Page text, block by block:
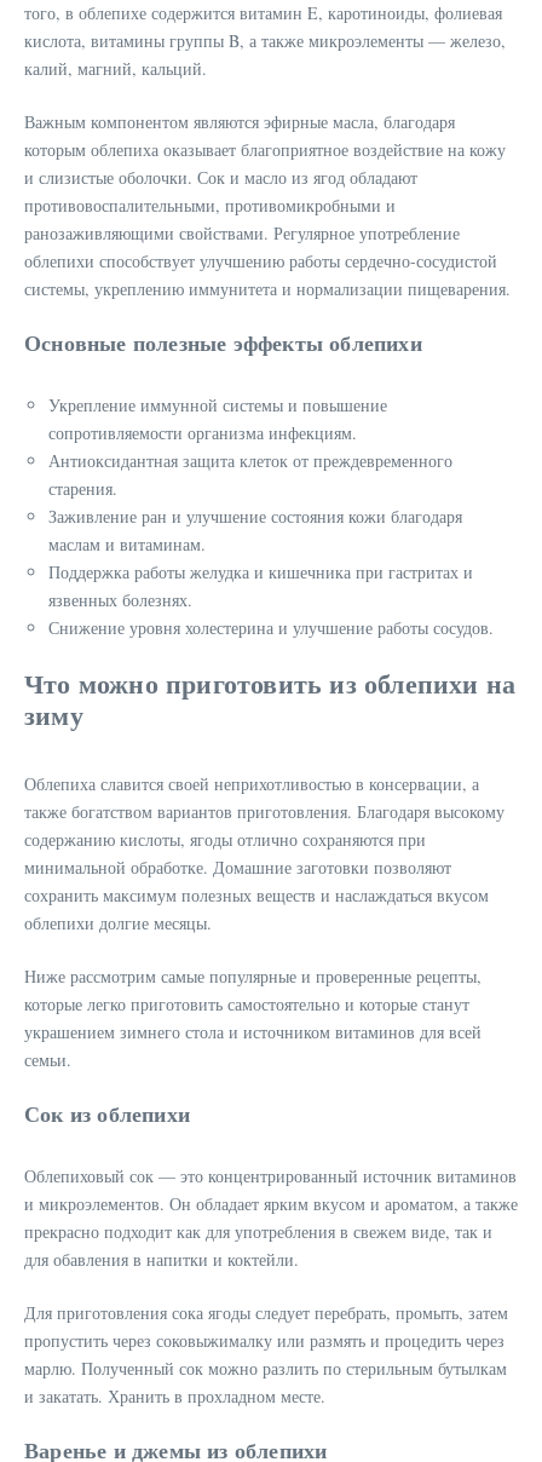
того, в облепихе содержится витамин E, каротиноиды, фолиевая
кислота, витамины группы B, а также микроэлементы — железо,
калий, магний, кальций.
Важным компонентом являются эфирные масла, благодаря
которым облепиха оказывает благоприятное воздействие на кожу
и слизистые оболочки. Сок и масло из ягод обладают
противовоспалительными, противомикробными и
ранозаживляющими свойствами. Регулярное употребление
облепихи способствует улучшению работы сердечно-сосудистой
системы, укреплению иммунитета и нормализации пищеварения.
Основные полезные эффекты облепихи
Укрепление иммунной системы и повышение
сопротивляемости организма инфекциям.
Антиоксидантная защита клеток от преждевременного
старения.
Заживление ран и улучшение состояния кожи благодаря
маслам и витаминам.
Поддержка работы желудка и кишечника при гастритах и
язвенных болезнях.
Снижение уровня холестерина и улучшение работы сосудов.
Что можно приготовить из облепихи на
зиму
Облепиха славится своей неприхотливостью в консервации, а
также богатством вариантов приготовления. Благодаря высокому
содержанию кислоты, ягоды отлично сохраняются при
минимальной обработке. Домашние заготовки позволяют
сохранить максимум полезных веществ и наслаждаться вкусом
облепихи долгие месяцы.
Ниже рассмотрим самые популярные и проверенные рецепты,
которые легко приготовить самостоятельно и которые станут
украшением зимнего стола и источником витаминов для всей
семьи.
Сок из облепихи
Облепиховый сок — это концентрированный источник витаминов
и микроэлементов. Он обладает ярким вкусом и ароматом, а также
прекрасно подходит как для употребления в свежем виде, так и
для обавления в напитки и коктейли.
Для приготовления сока ягоды следует перебрать, промыть, затем
пропустить через соковыжималку или размять и процедить через
марлю. Полученный сок можно разлить по стерильным бутылкам
и закатать. Хранить в прохладном месте.
Варенье и джемы из облепихи